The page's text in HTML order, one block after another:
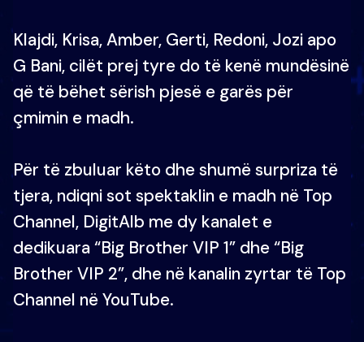
Klajdi, Krisa, Amber, Gerti, Redoni, Jozi apo
G Bani, cilët prej tyre do të kenë mundësinë
që të bëhet sërish pjesë e garës për
çmimin e madh.
Për të zbuluar këto dhe shumë surpriza të
tjera, ndiqni sot spektaklin e madh në Top
Channel, DigitAlb me dy kanalet e
dedikuara “Big Brother VIP 1” dhe “Big
Brother VIP 2”, dhe në kanalin zyrtar të Top
Channel në YouTube.